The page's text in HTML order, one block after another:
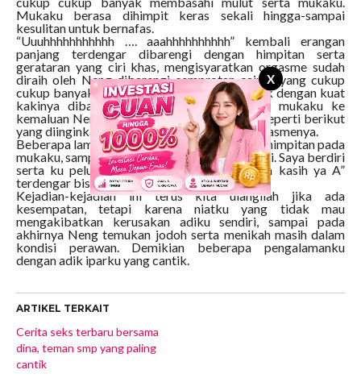
X
Mukaku berasa dihimpit keras sekali hingga-sampai
kesulitan untuk bernafas.
“Uuuhhhhhhhhhhh …. aaahhhhhhhhhh” kembali erangan
panjang terdengar dibarengi dengan himpitan serta
gerataran yang ciri khas, mengisyaratkan orgasme sudah
diraih oleh Neng dibarengi semprotan cairan yang cukup
cukup banyak membasahi mukaku. Saya peluk dengan kuat
kakinya dibarengi himpitan serta desakan mukaku ke
kemaluan Neng, karena saya maklum unsur seperti berikut
yang diinginkan wanita saat sampai pucuk orgasmenya.
Beberapa lama selanjutnya, mulai mengendur himpitan pada
mukaku, sampai pada akhirnya tenang kembali. Saya berdiri
serta ku peluk Neng dengan mesra “Terima kasih ya A”
terdengar bisikan di telingaku.
Kejadian-kejadian ini terus kita ulangilah jika ada
kesempatan, tetapi karena niatku yang tidak mau
mengakibatkan kerusakan adiku sendiri, sampai pada
akhirnya Neng temukan jodoh serta menikah masih dalam
kondisi perawan. Demikian beberapa pengalamanku
dengan adik iparku yang cantik.
ARTIKEL TERKAIT
Cerita seks terbaru bersama
dina, teman smp yang paling
cantik